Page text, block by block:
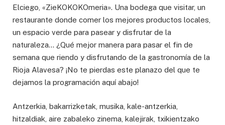
Elciego, «ZieKOKOKOmeria». Una bodega que visitar, un
restaurante donde comer los mejores productos locales,
un espacio verde para pasear y disfrutar de la
naturaleza… ¿Qué mejor manera para pasar el fin de
semana que riendo y disfrutando de la gastronomía de la
Rioja Alavesa? ¡No te pierdas este planazo del que te
dejamos la programación aquí abajo!
Antzerkia, bakarrizketak, musika, kale-antzerkia,
hitzaldiak, aire zabaleko zinema, kalejirak, txikientzako